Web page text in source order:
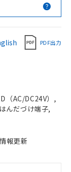
PDF出力
（AC/DC24V）,
んだづけ端子,
報更新